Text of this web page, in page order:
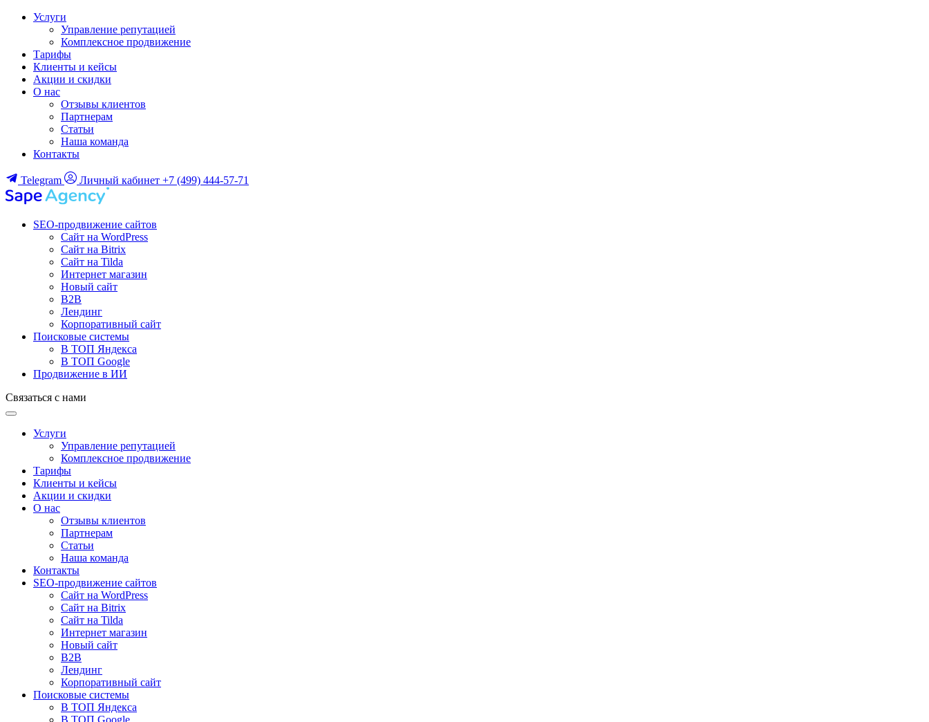
Услуги
Управление репутацией
Комплексное продвижение
Тарифы
Клиенты и кейсы
Акции и скидки
О нас
Отзывы клиентов
Партнерам
Статьи
Наша команда
Контакты
Telegram Личный кабинет +7 (499) 444-57-71
SEO-продвижение сайтов
Сайт на WordPress
Сайт на Bitrix
Сайт на Tilda
Интернет магазин
Новый сайт
B2B
Лендинг
Корпоративный сайт
Поисковые системы
В ТОП Яндекса
В ТОП Google
Продвижение в ИИ
Связаться с нами
Услуги
Управление репутацией
Комплексное продвижение
Тарифы
Клиенты и кейсы
Акции и скидки
О нас
Отзывы клиентов
Партнерам
Статьи
Наша команда
Контакты
SEO-продвижение сайтов
Сайт на WordPress
Сайт на Bitrix
Сайт на Tilda
Интернет магазин
Новый сайт
B2B
Лендинг
Корпоративный сайт
Поисковые системы
В ТОП Яндекса
В ТОП Google